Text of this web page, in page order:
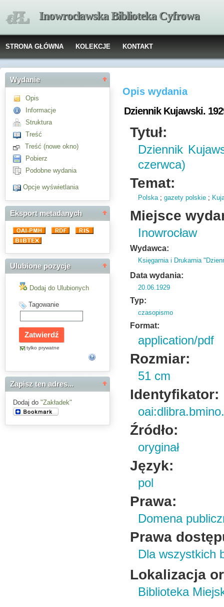
Inowrocławska Biblioteka Cyfrowa
STRONA GŁÓWNA KOLEKCJE KONTAKT
Wydanie
Opis
Informacje
Struktura
Treść
Treść (nowe okno)
Pobierz
Podobne wydania
Opcje wyświetlania
Eksport metadanych
Ulubione pozycje
Dodaj do Ulubionych
Tagowanie
tylko prywatne
Zapisz ten adres...
Dodaj do "Zakładek"
Opis wydania
Dziennik Kujawski.
Tytuł:
Dziennik
czerwca)
Temat:
Polska;gazety polskie ;
Miejsce
Inowrocław
Wydawca:
Księgarnia i Drukarnia
Data wydania:
20.06.1929
Typ:
czasopismo
Format:
application/pdf
Rozmiar:
51 cm
Identyfikator:
Źródło:
oryginał
Język:
pol
Prawa:
Domena
Prawa
Dla wszystkich
Lokalizacja
Biblioteka